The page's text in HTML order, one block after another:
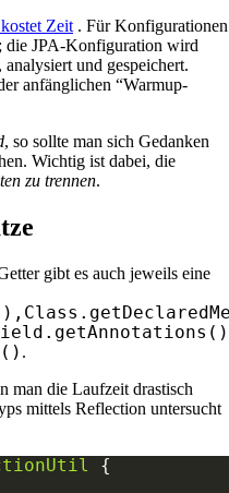
Zeit . Für Konfigurationen
die JPA-Konfiguration wird
und gespeichert.
anfänglichen “Warmup-
, so sollte man sich Gedanken
Wichtig ist dabei, die
zu trennen.
gibt es auch jeweils eine
.
man die Laufzeit drastisch
mittels Reflection untersucht